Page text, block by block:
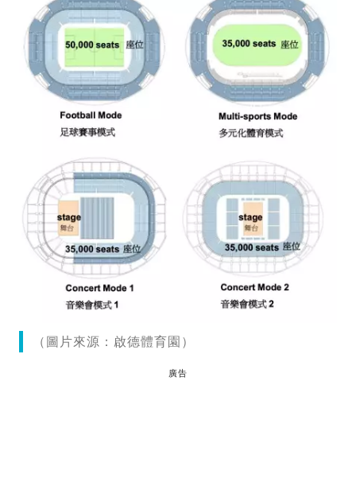
（圖片來源：啟德體育園）
廣告